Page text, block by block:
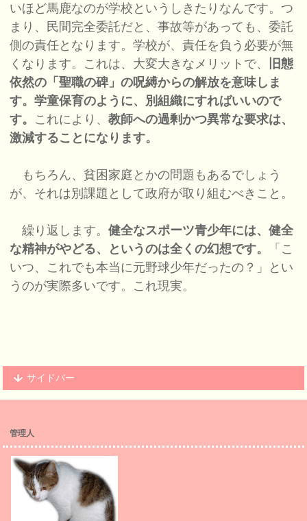
いほど馬鹿なのが学校というしきたりなんです。つ
まり、民間完全委託だと、事故等があっても、委託
側の責任となります。学校が、責任を負う必要が無
くなります。これは、大変大きなメリットで、
旧態
依然の「聖職の碑」の呪縛からの解放を意味しま
す。学童保育のように、別組織にすればいいので
す。 これにより、教師への過剰かつ異常な要求は、
激減することになります。
もちろん、貧困家庭とかの問題もあるでしょう
が、それは別課題として政府が取り組むべきこと。
繰り返します。健全なスポーツ青少年には、健全
な精神がやどる、というのは全くの幻想です。
「こ
いつ、これでも本当に元野球少年だったの？」とい
うのが実際多いです。これ現実。
サイドバー
管理人